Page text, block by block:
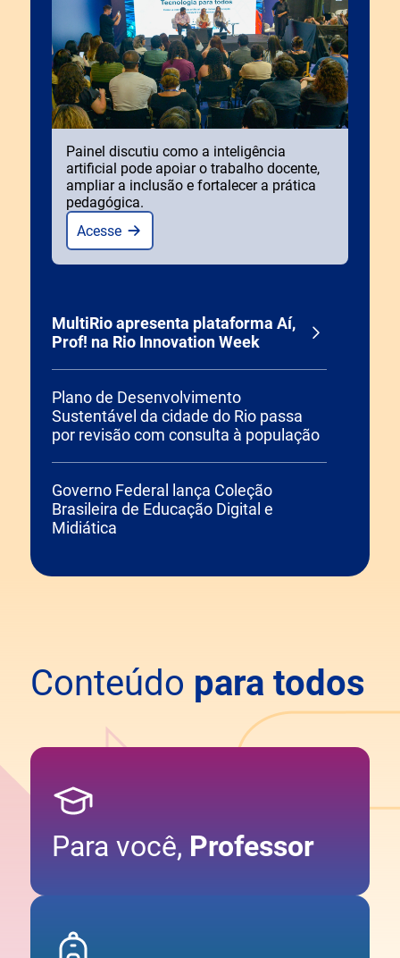
MultiRio apresenta plataforma Aí,
Prof! na Rio Innovation Week
Plano de Desenvolvimento
Sustentável da cidade do Rio passa
por revisão com consulta à população
Governo Federal lança Coleção
Brasileira de Educação Digital e
Midiática
Painel discutiu como a inteligência
artificial pode apoiar o trabalho docente,
ampliar a inclusão e fortalecer a prática
pedagógica.
Acesse
Conteúdo para todos
Para você, Professor